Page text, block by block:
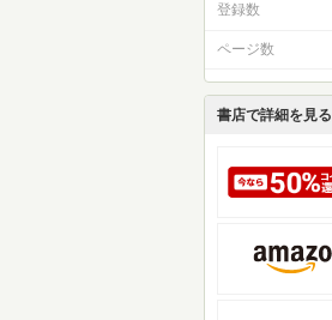
登録数
ページ数
書店で詳細を見る